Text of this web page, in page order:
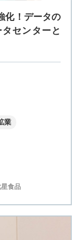
化！データの
センターと
業
食品